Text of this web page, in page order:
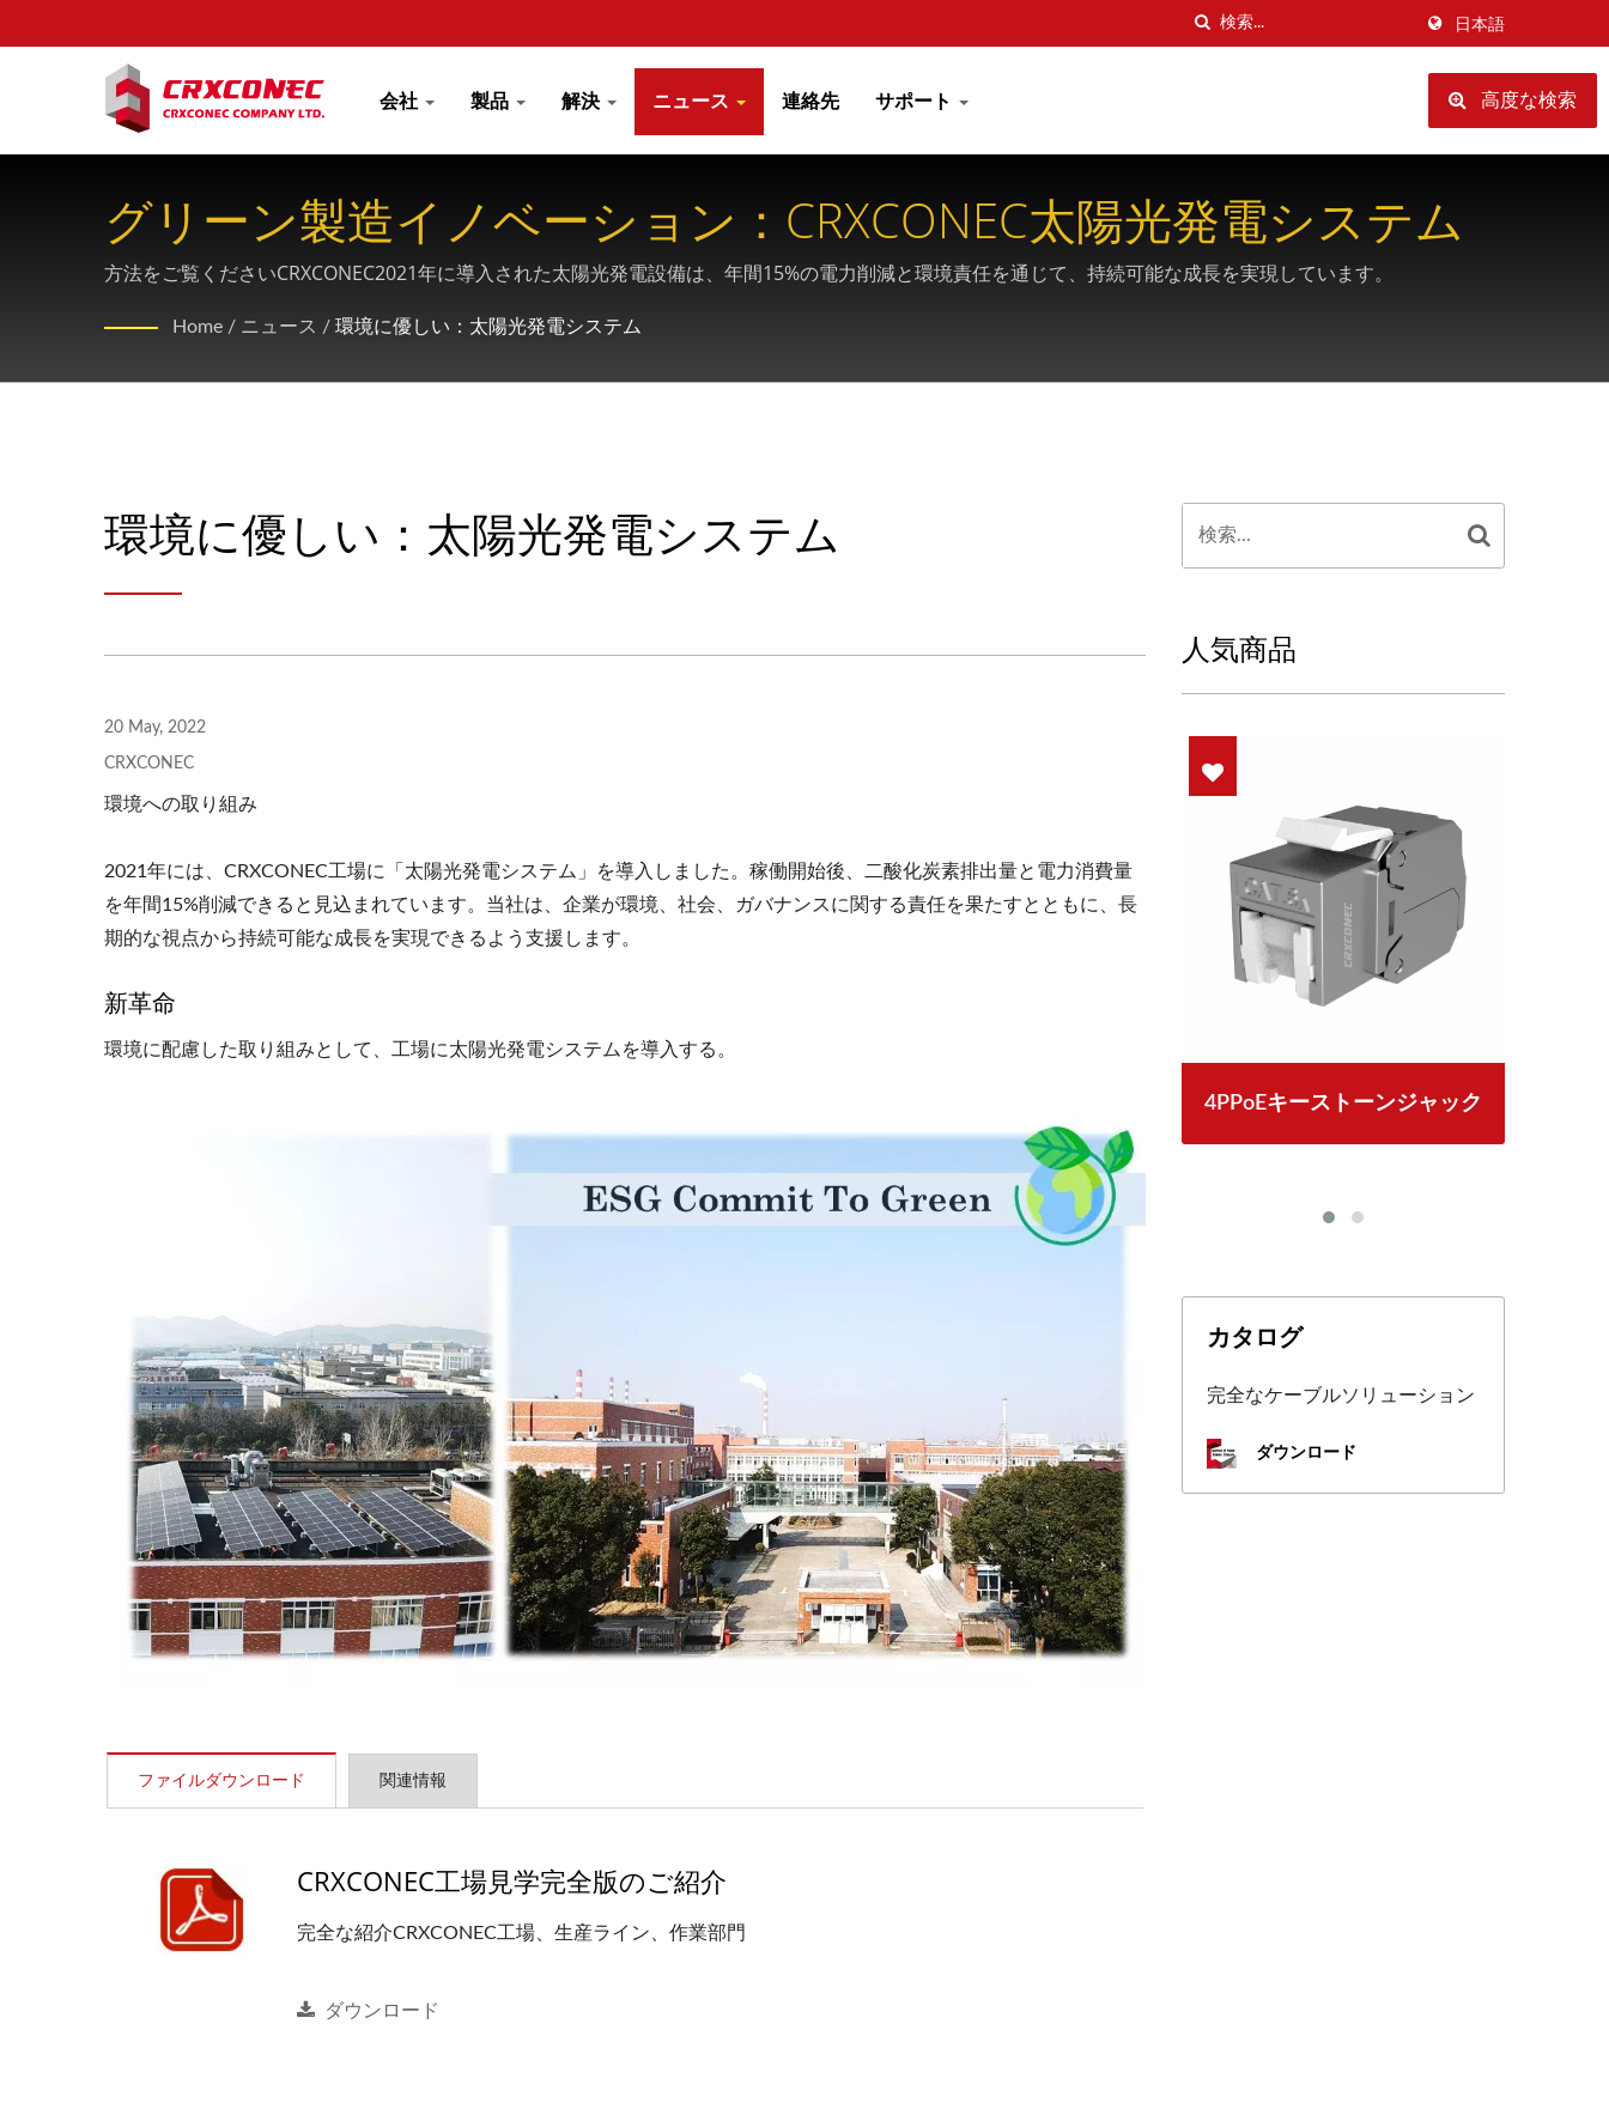
日本語
会社 製品 解決 ニュース 連絡先 サポート 高度な検索
グリーン製造イノベーション：CRXCONEC太陽光発電システム
方法をご覧くださいCRXCONEC2021年に導入された太陽光発電設備は、年間15%の電力削減と環境責任を通じて、持続可能な成長を実現しています。
Home / ニュース / 環境に優しい：太陽光発電システム
環境に優しい：太陽光発電システム
20 May, 2022
CRXCONEC
環境への取り組み
2021年には、CRXCONEC工場に「太陽光発電システム」を導入しました。稼働開始後、二酸化炭素排出量と電力消費量
を年間15%削減できると見込まれています。当社は、企業が環境、社会、ガバナンスに関する責任を果たすとともに、長
期的な視点から持続可能な成長を実現できるよう支援します。
新革命
環境に配慮した取り組みとして、工場に太陽光発電システムを導入する。
ファイルダウンロード 関連情報
CRXCONEC工場見学完全版のご紹介
完全な紹介CRXCONEC工場、生産ライン、作業部門
ダウンロード
人気商品
パネル
LGX 3スロット光ファイバー
カタログ
完全なケーブルソリューション
ダウンロード